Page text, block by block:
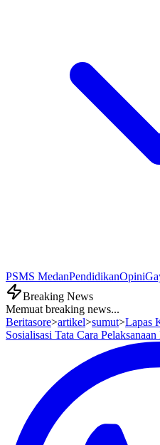
PSMS MedanPendidikanOpini
Breaking News
Memuat breaking news...
Beritasore>artikel>sumut>Lapas
Sosialisasi Tata Cara Pelaksanaan